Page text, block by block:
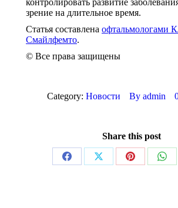
контролировать развитие
зрение на длительное время.
Статья составлена офтальмологами
Смайлфемто.
©️ Все права защищены
Category: Новости By admin
Share this post
Share
Share
Share